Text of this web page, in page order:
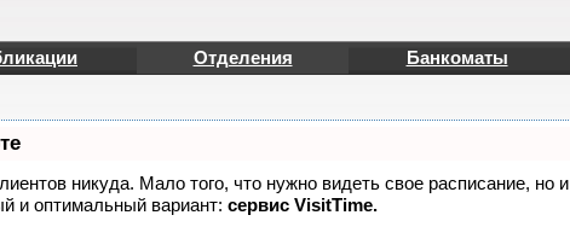
Отделения Банкоматы
никуда. Мало того, что нужно видеть свое расписание, но и
и оптимальный вариант: сервис VisitTime.